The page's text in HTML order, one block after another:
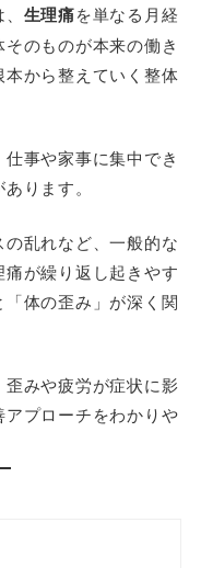
生理痛を単なる月経
のものが本来の働き
から整えていく整体
事や家事に集中でき
ります。
乱れなど、一般的な
が繰り返し起きやす
体の歪み」が深く関
みや疲労が症状に影
プローチをわかりや